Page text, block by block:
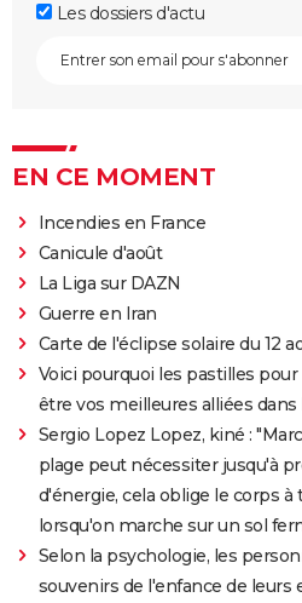
Les dossiers d'actu
EN CE MOMENT
Incendies en France
Canicule d'août
La Liga sur DAZN
Guerre en Iran
Carte de l'éclipse solaire du 12
Voici pourquoi les pastilles
être vos meilleures alliées dans
Sergio Lopez Lopez, kiné :
plage peut nécessiter jusqu'à
d'énergie, cela oblige le corps à
lorsqu'on marche sur un sol
Selon la psychologie, les
souvenirs de l'enfance de leurs